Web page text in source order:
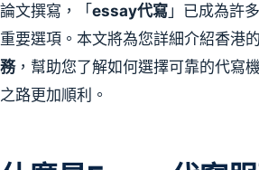
論文撰寫，「essay代寫 」已成為許
重要選項。本文將為您詳細介紹香港的
務，幫助您了解如何選擇可靠的代寫
之路更加順利。